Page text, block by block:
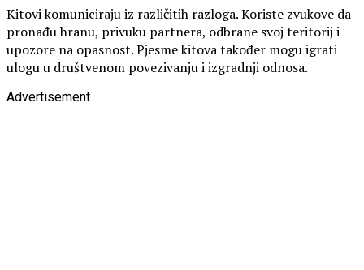
Kitovi komuniciraju iz različitih razloga. Koriste zvukove da
pronađu hranu, privuku partnera, odbrane svoj teritorij i
upozore na opasnost. Pjesme kitova također mogu igrati
ulogu u društvenom povezivanju i izgradnji odnosa.
Advertisement